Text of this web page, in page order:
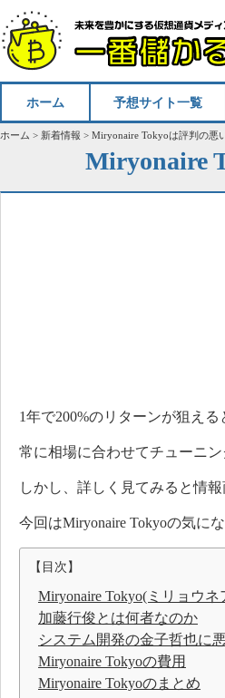
ホーム 予想サイト一覧
ホーム > 新着情報 > Miryonaire Tokyoは評判の悪
Miryonaire
1年で200%のリターンが狙える
常に相場に合わせてチューニ
しかし、詳しく見てみると情
今回はMiryonaire Tokyoの気に
【目次】
Miryonaire Tokyo(ミリョウ
加藤行俊とは何者なのか
システム開発の金子哲也に
Miryonaire Tokyoの費用
Miryonaire Tokyoのまとめ